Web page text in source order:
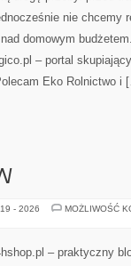
nie chcemy
domowym
– portal
Eko Rolnictwo i
- 2026
MOŻLIWOŚĆ
– praktyczny